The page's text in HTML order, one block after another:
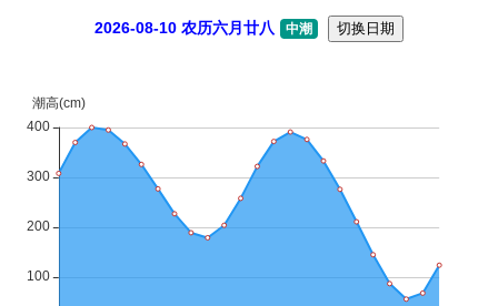
2026-08-10 农历六月廿八 中潮 切换日期